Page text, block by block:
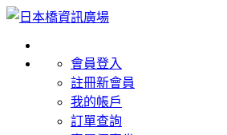
會員登入
註冊新會員
我的帳戶
訂單查詢